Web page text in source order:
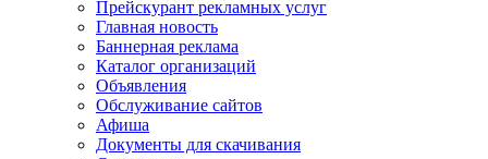
Прейскурант рекламных услуг
Главная новость
Баннерная реклама
Каталог организаций
Объявления
Обслуживание сайтов
Афиша
Документы для скачивания